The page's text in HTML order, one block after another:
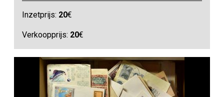
Inzetprijs: 20€
Verkoopprijs: 20€